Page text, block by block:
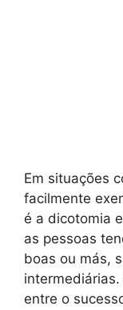
Em situações
facilmente
é a dicotomia
as pessoas
boas ou más,
entre o